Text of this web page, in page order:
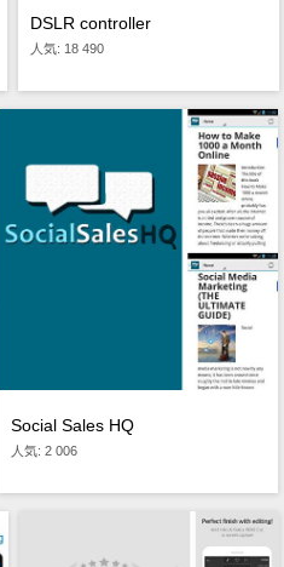
DSLR controller
人気: 18 490
Social Sales HQ
人気: 2 006